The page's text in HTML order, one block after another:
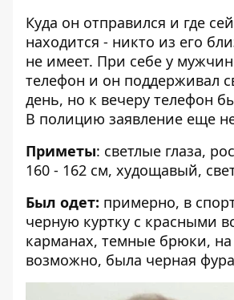
Куда он отправился и где
находится - никто из его
не имеет. При себе у
телефон и он поддерживал
день, но к вечеру телефон
В полицию заявление еще
Приметы: светлые глаза,
160 - 162 см, худощавый,
Был одет: примерно, в
черную куртку с красными
карманах, темные брюки, на
возможно, была черная